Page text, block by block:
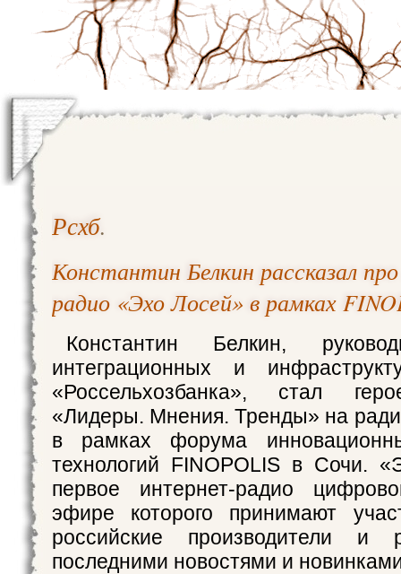
Рсхб.
Константин Белкин рассказал
радио «Эхо Лосей» в рамках
Константин Белкин,
интеграционных и
«Россельхозбанка», стал
«Лидеры. Мнения. Тренды» на
в рамках форума
технологий FINOPOLIS в
первое интернет-радио
эфире которого принимают
российские производители и
последними новостями и